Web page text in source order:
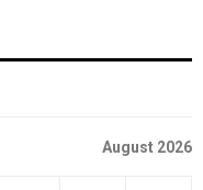
August 2026